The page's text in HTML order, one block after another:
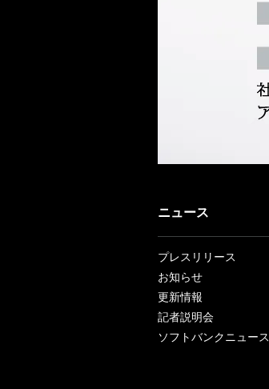
ニュース
プレスリリース
お知らせ
更新情報
記者説明会
ソフトバンクニュース